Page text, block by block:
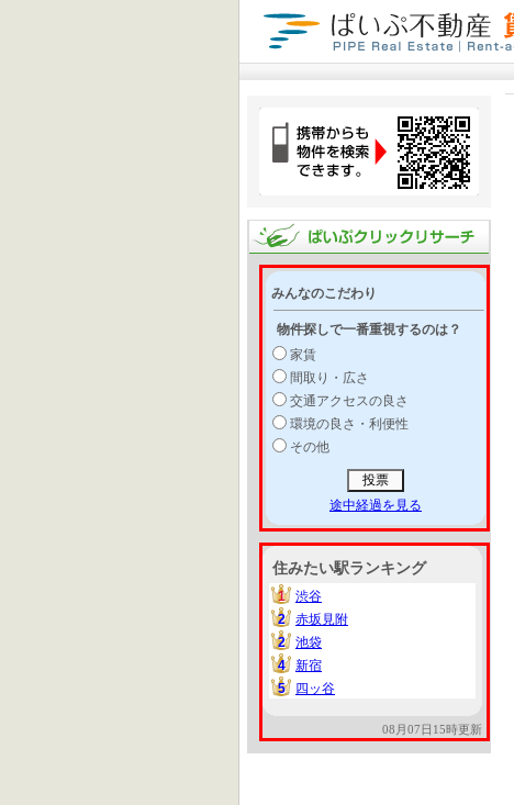
みんなのこだわり
物件探しで一番重視するのは？
家賃
間取り・広さ
交通アクセスの良さ
環境の良さ・利便性
その他
途中経過を見る
住みたい駅ランキング
1
1
渋谷
2
2
赤坂見附
2
2
池袋
4
4
新宿
5
5 四ッ谷
08月07日15時更新